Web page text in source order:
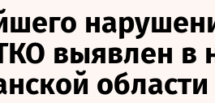
выявлен в
области